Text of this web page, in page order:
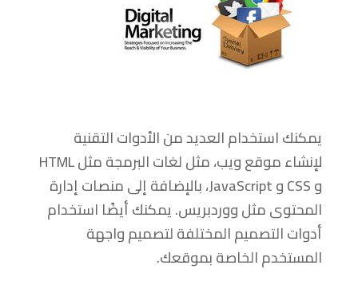
يمكنك استخدام العديد من الأدوات التقنية
لإنشاء موقع ويب، مثل لغات البرمجة مثل HTML
و CSS و JavaScript، بالإضافة إلى منصات إدارة
المحتوى مثل ووردبريس. يمكنك أيضًا استخدام
أدوات التصميم المختلفة لتصميم واجهة
المستخدم الخاصة بموقعك.